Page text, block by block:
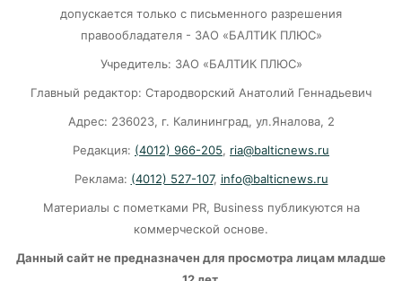
В Калининграде «КамАЗ» сбил скутериста
07-08-2026
Губернатор объяснил, откуда берутся пустые
колонки на заправках в Калининграде
06-08-2026
«Губернатор против ям»: Беспрозванных
требует перекроить график ремонта дорог
06-08-2026
допускается только с письменного разрешения
правообладателя - ЗАО «БАЛТИК ПЛЮС»
Учредитель: ЗАО «БАЛТИК ПЛЮС»
Главный редактор: Стародворский Анатолий Геннадьевич
Адрес: 236023, г. Калининград, ул.Яналова, 2
Редакция: (4012) 966-205, ria@balticnews.ru
Реклама: (4012) 527-107, info@balticnews.ru
Материалы с пометками PR, Business публикуются на
коммерческой основе.
Данный сайт не предназначен для просмотра лицам младше